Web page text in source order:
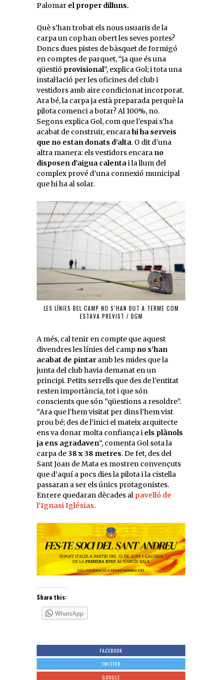
Palomar el proper dilluns.
Què s’han trobat els nous usuaris de la
carpa un cop han obert les seves portes?
Doncs dues pistes de bàsquet de formigó
en comptes de parquet, “ja que és una
qüestió provisional“, explica Gol; i tota una
instal·lació per les oficines del club i
vestidors amb aire condicionat incorporat.
Ara bé, la carpa ja està preparada perquè la
pilota comenci a botar? Al 100%, no.
Segons explica Gol, com que l’espai s’ha
acabat de construir, encarahi ha serveis
que no estan donats d’alta. O dit d’una
altra manera: els vestidors encara no
disposen d’aigua calentai la llum del
complex prové d’una connexió municipal
que hi ha al solar.
LES LÍNIES DEL CAMP NO S’HAN DUT A TERME COM
ESTAVA PREVIST / DGM
A més, cal tenir en compte que aquest
divendres les línies del camp no s’han
acabat de pintar amb les mides que la
junta del club havia demanat en un
principi. Petits serrells que des de l’entitat
resten importància, tot i que són
conscients que són “qüestions a resoldre”.
“Ara que l’hem visitat per dins l’hem vist
prou bé; des de l’inici el mateix arquitecte
ens va donar molta confiança i els plànols
ja ens agradaven“, comenta Gol sota la
carpa de 38 x 38 metres. De fet, des del
Sant Joan de Mata es mostren convençuts
que d’aquí a pocs dies la pilota i la cistella
passaran a ser els únics protagonistes.
Enrere quedaran dècades al pavelló de
l’Ignasi Iglésias.
Share this:
WhatsApp
FACEBOOK
TWITTER
GOOGLE